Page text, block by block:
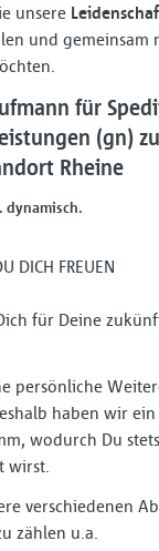
unsere
und gemeinsam
für
(gn)
Rheine
dynamisch.
DICH FREUEN
für Deine
persönliche
haben wir ein
wodurch Du
wirst.
verschiedenen
zählen u.a.